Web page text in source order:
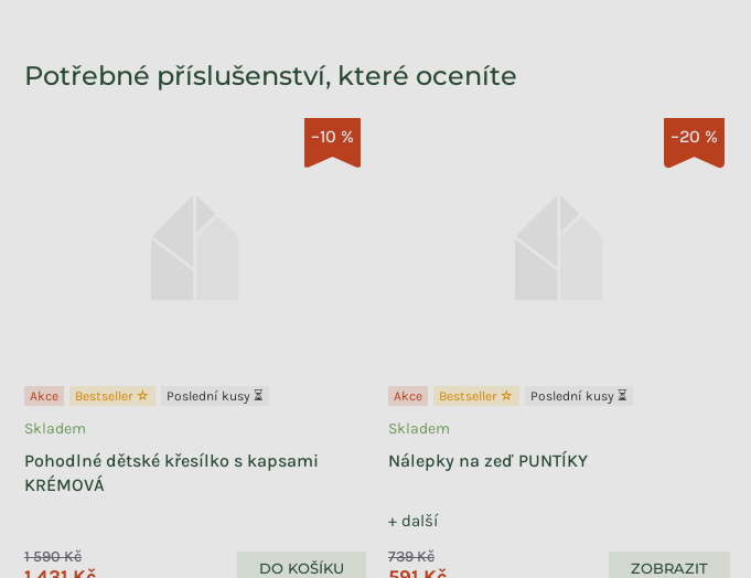
Potřebné příslušenství, které oceníte
–10 %
Akce Bestseller ☆ Poslední kusy ⏳
Pohodlné dětské křesílko s kapsami
KRÉMOVÁ
Skladem
1 590 Kč
DO KOŠÍKU
–20 %
Akce Bestseller ☆ Poslední kusy ⏳
Nálepky na zeď PUNTÍKY
+ další
Skladem
739 Kč
ZOBRAZIT